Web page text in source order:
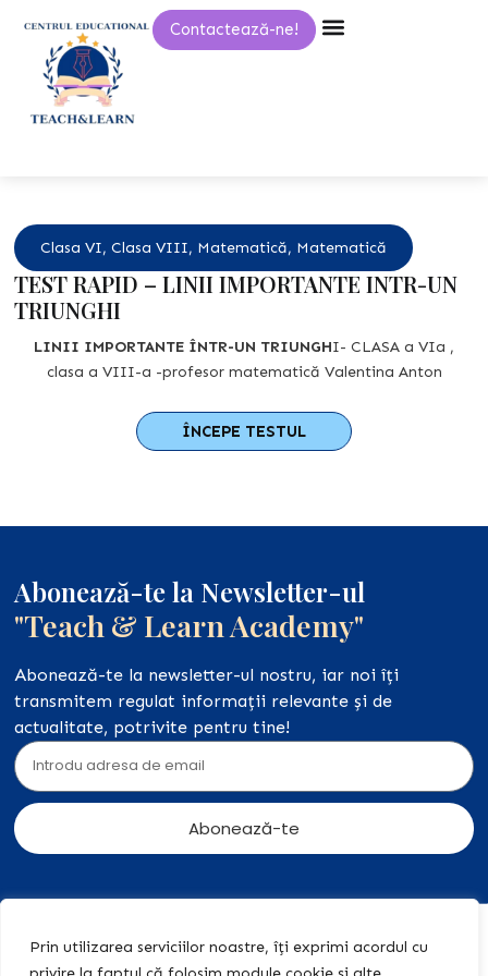
Prin utilizarea serviciilor noastre, îți exprimi acordul cu
content
Contactează-ne!
Clasa VI,Clasa VIII, Matematică, Matematică
TEST RAPID – LINII IMPORTANTE INTR-UN
TRIUNGHI
LINII IMPORTANTE ÎNTR-UN TRIUNGHI- CLASA a VIa ,
clasa a VIII-a -profesor matematică Valentina Anton
ÎNCEPE TESTUL
Abonează-te la Newsletter-ul
"Teach & Learn Academy"
Abonează-te la newsletter-ul nostru, iar noi îți
transmitem regulat informații relevante și de
actualitate, potrivite pentru tine!
Abonează-te
Acasă
Acțiuni
legale
+40 774
455 409